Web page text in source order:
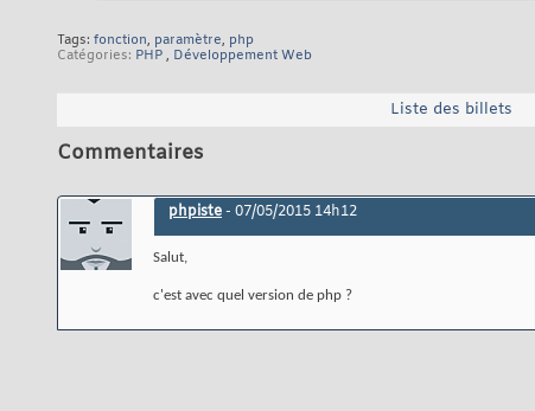
Tags: fonction, paramètre, php
Catégories PHP , Développement Web
Liste des billets
Commentaires
phpiste- 07/05/2015 14h12
Salut,
c'est avec quel version de php ?